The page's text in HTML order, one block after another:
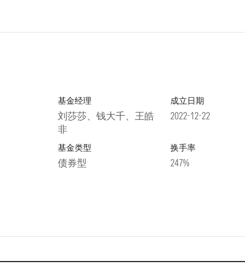
基金经理
刘莎莎、钱大千、王皓
非
成立日期
2022-12-22
基金类型
债券型
换手率
247%